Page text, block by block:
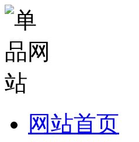
网站首页